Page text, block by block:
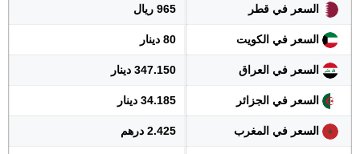
السعر في قطر 965 ريال
السعر في الكويت 80 دينار
السعر في العراق 347.150 دينار
السعر في الجزائر 34.185 دينار
السعر في المغرب 2.425 درهم